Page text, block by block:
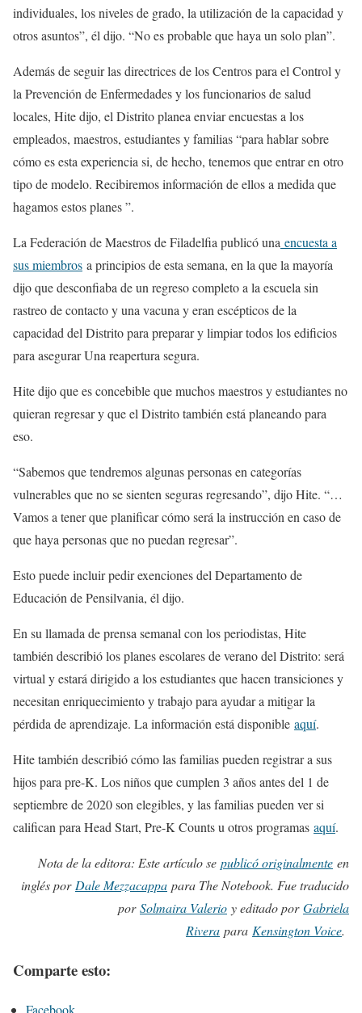
individuales, los niveles de grado, la utilización de la capacidad y
otros asuntos”, él dijo. “No es probable que haya un solo plan”.
Además de seguir las directrices de los Centros para el Control y
la Prevención de Enfermedades y los funcionarios de salud
locales, Hite dijo, el Distrito planea enviar encuestas a los
empleados, maestros, estudiantes y familias “para hablar sobre
cómo es esta experiencia si, de hecho, tenemos que entrar en otro
tipo de modelo. Recibiremos información de ellos a medida que
hagamos estos planes ”.
La Federación de Maestros de Filadelfia publicó una encuesta a
sus miembros a principios de esta semana, en la que la mayoría
dijo que desconfiaba de un regreso completo a la escuela sin
rastreo de contacto y una vacuna y eran escépticos de la
capacidad del Distrito para preparar y limpiar todos los edificios
para asegurar Una reapertura segura.
Hite dijo que es concebible que muchos maestros y estudiantes no
quieran regresar y que el Distrito también está planeando para
eso.
“Sabemos que tendremos algunas personas en categorías
vulnerables que no se sienten seguras regresando”, dijo Hite. “…
Vamos a tener que planificar cómo será la instrucción en caso de
que haya personas que no puedan regresar”.
Esto puede incluir pedir exenciones del Departamento de
Educación de Pensilvania, él dijo.
En su llamada de prensa semanal con los periodistas, Hite
también describió los planes escolares de verano del Distrito: será
virtual y estará dirigido a los estudiantes que hacen transiciones y
necesitan enriquecimiento y trabajo para ayudar a mitigar la
pérdida de aprendizaje. La información está disponible aquí.
Hite también describió cómo las familias pueden registrar a sus
hijos para pre-K. Los niños que cumplen 3 años antes del 1 de
septiembre de 2020 son elegibles, y las familias pueden ver si
califican para Head Start, Pre-K Counts u otros programas aquí.
Nota de la editora: Este artículo se publicó originalmente en
inglés porDale Mezzacappa para The Notebook. Fue traducido
porSolmaira Valerio y editado porGabriela
Rivera para Kensington Voice.
Comparte esto:
Facebook